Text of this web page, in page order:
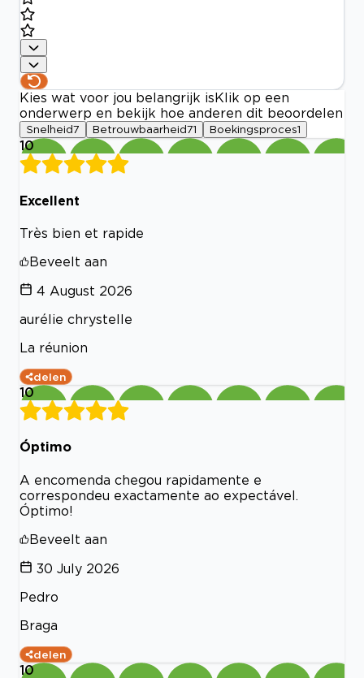
Kies wat voor jou belangrijk is Klik op een
onderwerp en bekijk hoe anderen dit beoordelen
Snelheid7 Betrouwbaarheid71 Boekingsproces1
10
Excellent
Très bien et rapide
Beveelt aan
4 August 2026
aurélie chrystelle
La réunion
delen
10
Óptimo
A encomenda chegou rapidamente e
correspondeu exactamente ao expectável.
Óptimo!
Beveelt aan
30 July 2026
Pedro
Braga
delen
10